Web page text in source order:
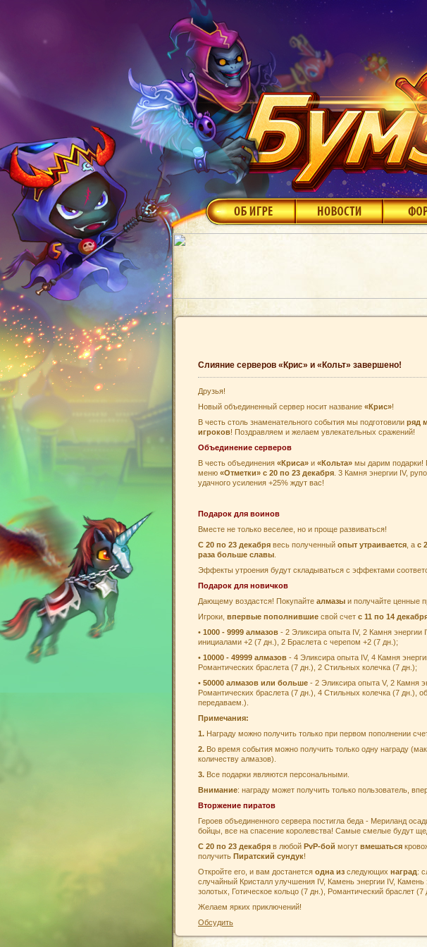
Слияние серверов «Крис» и «Кольт» завершено!
Друзья!
Новый объединенный сервер носит название «Крис»!
В честь столь знаменательного события мы подготовили ряд
игроков! Поздравляем и желаем увлекательных сражений!
Объединение серверов
В честь объединения «Криса» и «Кольта» мы дарим подарки!
меню «Отметки» с 20 по 23 декабря . 3 Камня энергии IV,
удачного усиления +25% ждут вас!
Подарок для воинов
Вместе не только веселее, но и проще развиваться!
С 20 по 23 декабря весь полученный опыт утраивается , а с
раза больше славы
Эффекты утроения будут складываться с эффектами
Подарок для новичков
Дающему воздастся! Покупайте алмазы и получайте ценные
Игроки, впервые пополнившие свой счет с 11 по 14
• 1000 - 9999 алмазов - 2 Эликсира опыта IV, 2 Камня
инициалами +2 (7 дн.), 2 Браслета с черепом +2 (7 дн.);
• 10000 - 49999 алмазов - 4 Эликсира опыта IV, 4 Камня
Романтических браслета (7 дн.), 2 Стильных колечка (7 дн.);
• 50000 алмазов или больше - 2 Эликсира опыта V, 2 Камня
Романтических браслета (7 дн.), 4 Стильных колечка (7 дн.),
передаваем.).
Примечания:
1. Награду можно получить только при первом пополнении
2. Во время события можно получить только одну награду
количеству алмазов).
3. Все подарки являются персональными.
Внимание: награду может получить только пользователь,
Вторжение пиратов
Героев объединенного сервера постигла беда - Мериланд
бойцы, все на спасение королевства! Самые смелые будут
С 20 по 23 декабря в любой PvP-бой могут вмешаться
получить Пиратский сундук!
Откройте его, и вам достанется одна из следующих наград:
случайный Кристалл улучшения IV, Камень энергии IV, Камень
золотых, Готическое кольцо (7 дн.), Романтический браслет (7
Желаем ярких приключений!
Обсудить